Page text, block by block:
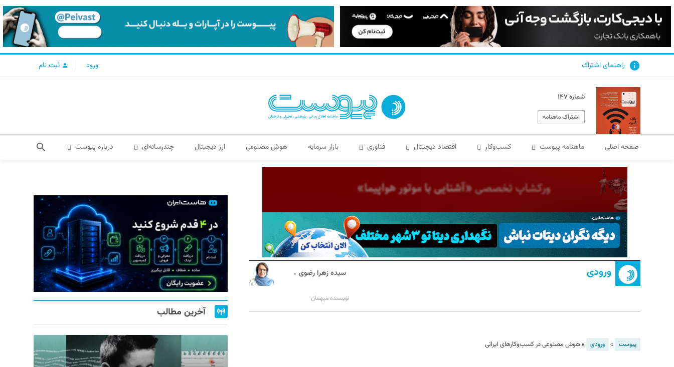
راهنمای اشتراک ورود ثبت نام
شماره ۱۴۷
اشتراک ماهنامه
صفحه اصلی ماهنامه پیوست کسب‌و‌کار اقتصاد دیجیتال فناوری بازار سرمایه هوش مصنوعی ارز دیجیتال چندرسانه‌ای درباره پیوست
ورودی سیده زهرا رضوی
نویسنده میهمان
پیوست » ورودی »هوش مصنوعی در کسب‌وکارهای ایرانی
آخرین مطالب